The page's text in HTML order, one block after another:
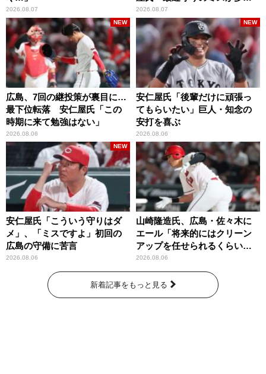
2026.08.07
い」
2026.08.07
広島、7回の継投策が裏目に…
最下位転落 安仁屋氏「この
時期に来て勉強はない」
2026.08.06
NEW
安仁屋氏「後輩だけに頑張っ
てもらいたい」巨人・知念の
安打を喜ぶ
2026.08.06
NEW
安仁屋氏「こういう守りはダ
メ」、「ミスですよ」初回の
広島の守備に苦言
2026.08.06
NEW
山崎隆造氏、広島・佐々木に
エール「将来的にはクリーン
アップを任せられるくらいま
では成長して」
2026.08.06
新着記事をもっと見る